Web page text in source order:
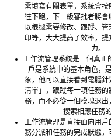
需填寫有關表單，系統會
往下跑，下一級審批者將
以根據需要修改、跟蹤、
印等，大大提高了效率，
力。
工作流管理系統是一個真正
戶是系統中的基本角色，
象，他可以直接看到電腦
清單」，跟蹤每一項任務
務，而不必從一個模塊退出
搜索相應任務的
工作流管理是直接面向用
務分派和任務的完成狀態